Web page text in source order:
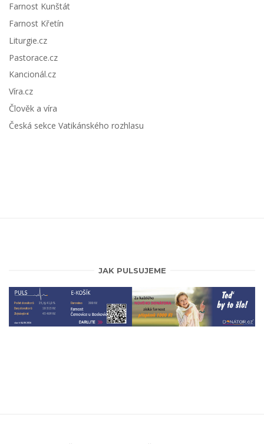
Farnost Kunštát
Farnost Křetín
Liturgie.cz
Pastorace.cz
Kancionál.cz
Víra.cz
Člověk a víra
Česká sekce Vatikánského rozhlasu
JAK PULSUJEME